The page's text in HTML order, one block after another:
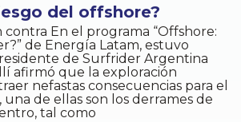
del offshore?
En el programa “Offshore:
de Energía Latam, estuvo
de Surfrider Argentina
afirmó que la exploración
nefastas consecuencias para el
de ellas son los derrames de
tal como